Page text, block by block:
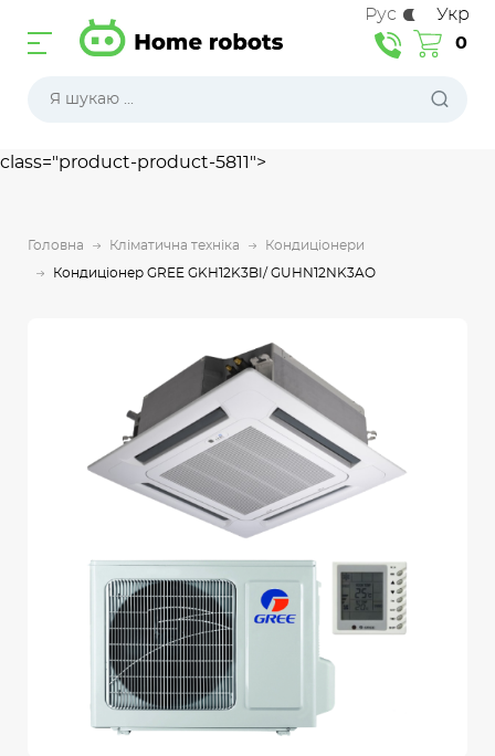
class="product-product-5811">
0
Рус Укр
Головна Кліматична техніка Кондиціонери
Кондиціонер GREE GKH12K3BI/ GUHN12NK3AO